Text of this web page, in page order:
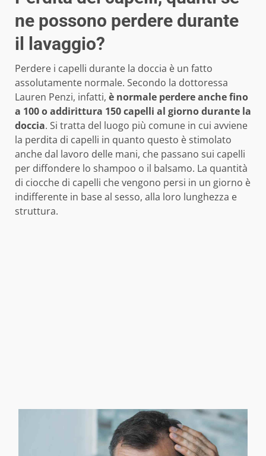
ne possono perdere durante
il lavaggio?
Perdere i capelli durante la doccia è un fatto
assolutamente normale. Secondo la dottoressa
Lauren Penzi, infatti, è normale perdere anche fino
a 100 o addirittura 150 capelli al giorno durante la
doccia. Si tratta del luogo più comune in cui avviene
la perdita di capelli in quanto questo è stimolato
anche dal lavoro delle mani, che passano sui capelli
per diffondere lo shampoo o il balsamo. La quantità
di ciocche di capelli che vengono persi in un giorno è
indifferente in base al sesso, alla loro lunghezza e
struttura.